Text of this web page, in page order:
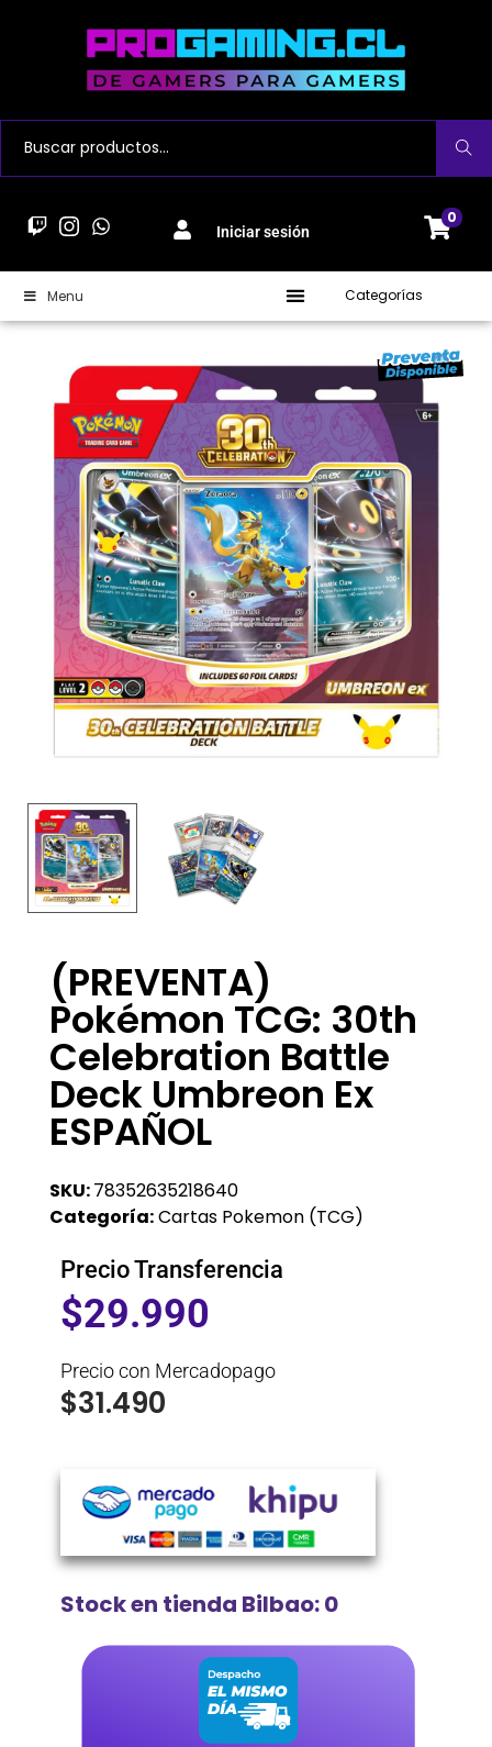
Buscar
Iniciar sesión
0
Menu Categorías
(PREVENTA)
Pokémon TCG: 30th
Celebration Battle
Deck Umbreon Ex
ESPAÑOL
SKU:78352635218640
Categoría:Cartas Pokemon (TCG)
Precio Transferencia
$29.990
Precio con Mercadopago
$31.490
Stock en tienda Bilbao: 0